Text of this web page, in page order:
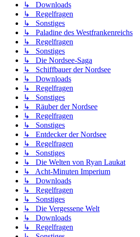
↳ Downloads
↳ Regelfragen
↳ Sonstiges
↳ Paladine des Westfrankenreichs
↳ Regelfragen
↳ Sonstiges
↳ Die Nordsee-Saga
↳ Schiffbauer der Nordsee
↳ Downloads
↳ Regelfragen
↳ Sonstiges
↳ Räuber der Nordsee
↳ Regelfragen
↳ Sonstiges
↳ Entdecker der Nordsee
↳ Regelfragen
↳ Sonstiges
↳ Die Welten von Ryan Laukat
↳ Acht-Minuten Imperium
↳ Downloads
↳ Regelfragen
↳ Sonstiges
↳ Die Vergessene Welt
↳ Downloads
↳ Regelfragen